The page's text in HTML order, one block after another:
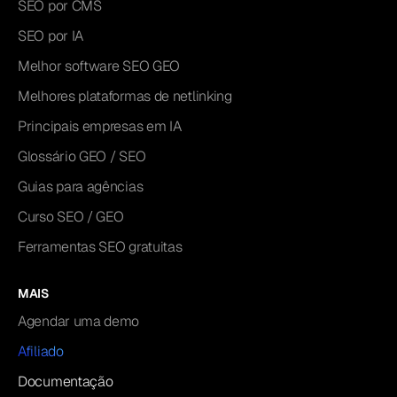
SEO por CMS
SEO por IA
Melhor software SEO GEO
Melhores plataformas de netlinking
Principais empresas em IA
Glossário GEO / SEO
Guias para agências
Curso SEO / GEO
Ferramentas SEO gratuitas
MAIS
Agendar uma demo
Afiliado
Documentação